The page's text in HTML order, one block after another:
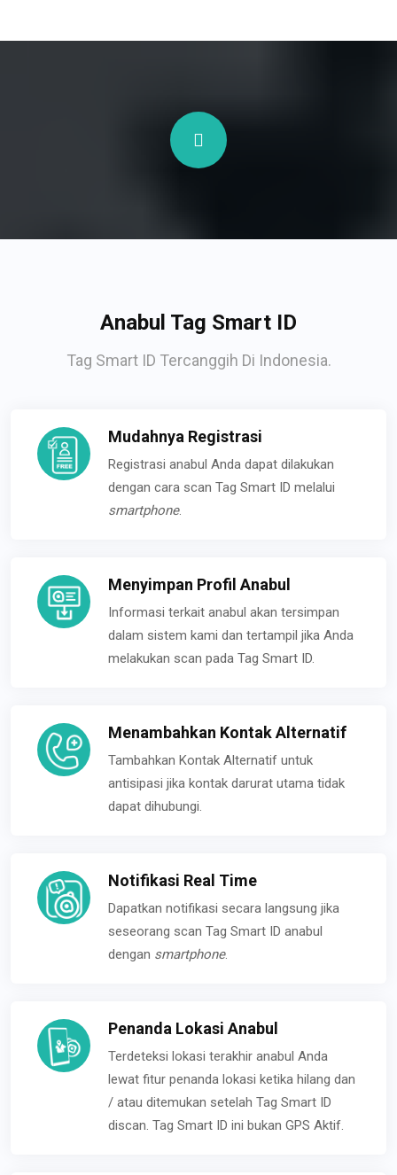
Anabul Tag Smart ID
Tag Smart ID Tercanggih Di Indonesia.
Mudahnya Registrasi
Registrasi anabul Anda dapat dilakukan
dengan cara scan Tag Smart ID melalui
smartphone.
Menyimpan Profil Anabul
Informasi terkait anabul akan tersimpan
dalam sistem kami dan tertampil jika Anda
melakukan scan pada Tag Smart ID.
Menambahkan Kontak Alternatif
Tambahkan Kontak Alternatif untuk
antisipasi jika kontak darurat utama tidak
dapat dihubungi.
Notifikasi Real Time
Dapatkan notifikasi secara langsung jika
seseorang scan Tag Smart ID anabul
dengan smartphone.
Penanda Lokasi Anabul
Terdeteksi lokasi terakhir anabul Anda
lewat fitur penanda lokasi ketika hilang dan
/ atau ditemukan setelah Tag Smart ID
discan. Tag Smart ID ini bukan GPS Aktif.